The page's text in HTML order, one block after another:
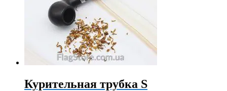
Курительная трубка S